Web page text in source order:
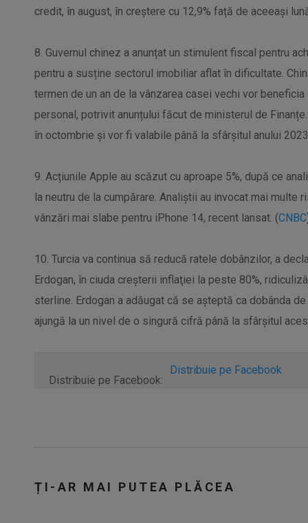
credit, în august, în creștere cu 12,9% față de aceeași
8. Guvernul chinez a anunțat un stimulent fiscal pentru
pentru a susține sectorul imobiliar aflat în dificultate.
termen de un an de la vânzarea casei vechi vor
personal, potrivit anunțului făcut de ministerul de
în octombrie și vor fi valabile până la sfârșitul anului
9. Acțiunile Apple au scăzut cu aproape 5%, după ce
la neutru de la cumpărare. Analiștii au invocat mai multe
vânzări mai slabe pentru iPhone 14, recent lansat. (CNBC
10. Turcia va continua să reducă ratele dobânzilor, a
Erdogan, în ciuda creşterii inflaţiei la peste 80%,
sterline. Erdogan a adăugat că se aşteptă ca dobânda
ajungă la un nivel de o singură cifră până la sfârşitul
Distribuie pe Facebook:
Distribuie pe Facebook
ȚI-AR MAI PUTEA PLĂCEA